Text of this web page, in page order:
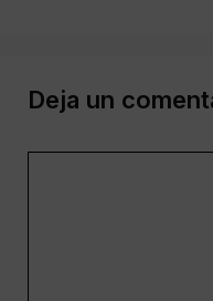
Deja un